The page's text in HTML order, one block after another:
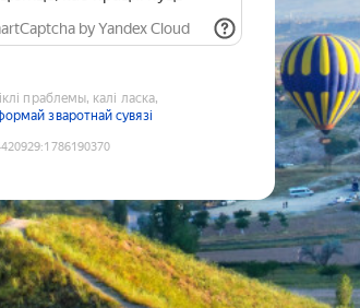
by Yandex Cloud
праблемы, калі ласка,
зваротнай сувязі
:1786190370